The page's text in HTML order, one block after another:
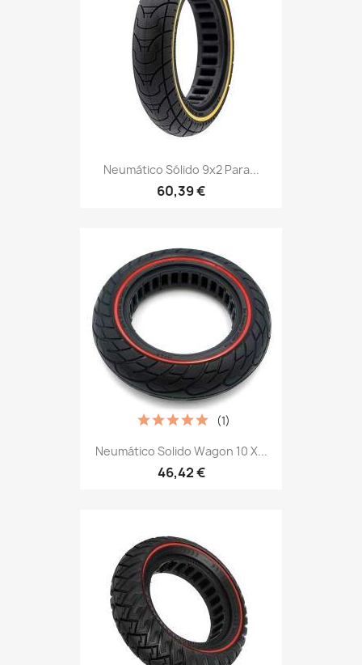
Neumático Sólido 9x2 Para...
60,39 €
Neumático Solido Wagon 10 X...
46,42 €
(1)